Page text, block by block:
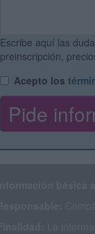
Escribe aquí las
preinscripción,
Acepto los